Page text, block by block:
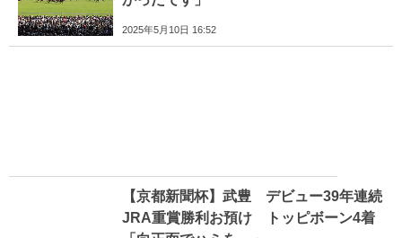
2025年5月10日 16:52
【京都新聞杯】武豊 デビュー39年連続
JRA重賞勝利お預け トッピボーン4着